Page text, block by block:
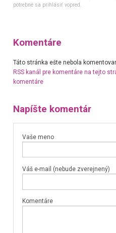
potrebné sa prihlásiť vopred.
Komentáre
Táto stránka ešte nebola
RSS kanál pre komentáre na tejto
komentáre
Napíšte komentár
Vaše meno
Váš e-mail (nebude zverejnený)
Komentáre